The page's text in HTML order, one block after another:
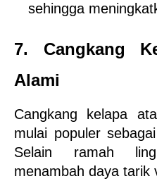
sehingga
7. Cangkang
Alami
Cangkang kelapa
mulai populer
Selain ramah
menambah daya tarik